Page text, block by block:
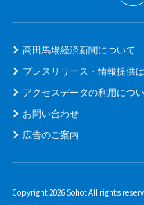
高田馬場経済新聞について
プレスリリース・情報提供
アクセスデータの利用につ
お問い合わせ
広告のご案内
Copyright 2026 Sohot All rights